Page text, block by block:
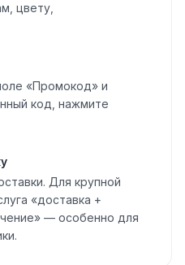
цвету,
«Промокод» и
код, нажмите
Для крупной
«доставка +
— особенно для